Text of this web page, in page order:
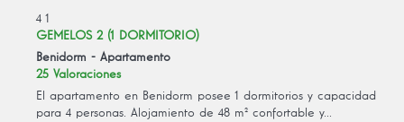
4 1
GEMELOS 2 (1 DORMITORIO)
Benidorm - Apartamento
25 Valoraciones
El apartamento en Benidorm posee 1 dormitorios y capacidad
para 4 personas. Alojamiento de 48 m² confortable y...